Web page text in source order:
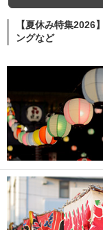
【夏休み特集2026
ングなど